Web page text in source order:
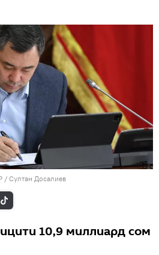
/ Султан Досалиев
10,9 миллиард сом